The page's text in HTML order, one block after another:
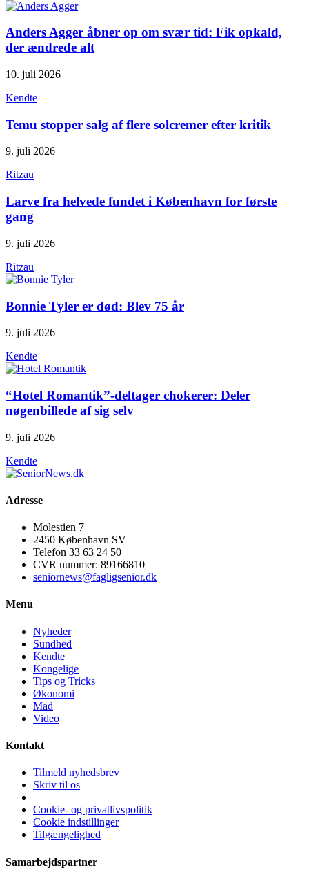
Anders Agger åbner op om svær tid: Fik opkald,
der ændrede alt
10. juli 2026
Kendte
Temu stopper salg af flere solcremer efter kritik
9. juli 2026
Ritzau
Larve fra helvede fundet i København for første
gang
9. juli 2026
Ritzau
Bonnie Tyler er død: Blev 75 år
9. juli 2026
Kendte
“Hotel Romantik”-deltager chokerer: Deler
nøgenbillede af sig selv
9. juli 2026
Kendte
Adresse
Molestien 7
2450 København SV
Telefon 33 63 24 50
CVR nummer: 89166810
seniornews@fagligsenior.dk
Menu
Nyheder
Sundhed
Kendte
Kongelige
Tips og Tricks
Økonomi
Mad
Video
Kontakt
Tilmeld nyhedsbrev
Skriv til os
Cookie- og privatlivspolitik
Cookie indstillinger
Tilgængelighed
Samarbejdspartner